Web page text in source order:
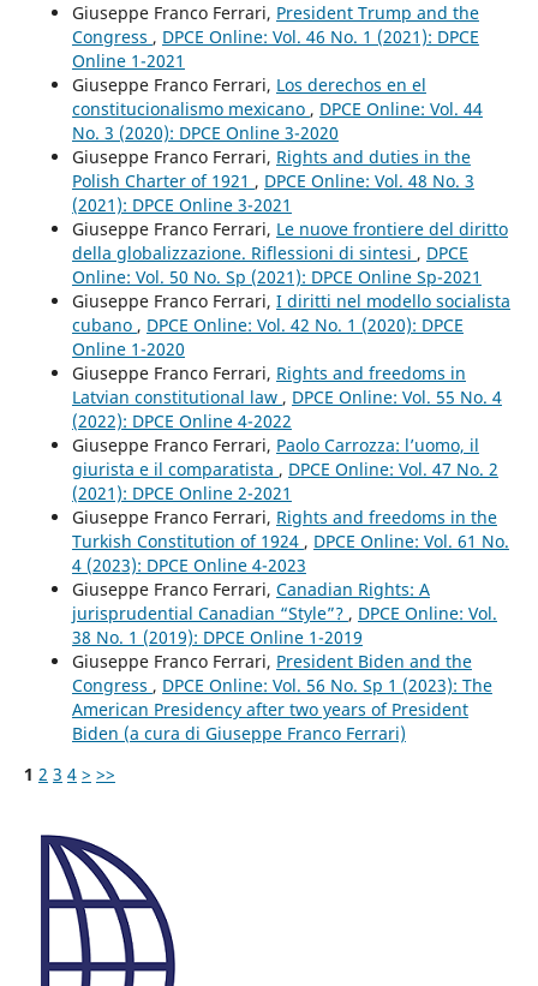
Giuseppe Franco Ferrari, President Trump and the
Congress , DPCE Online: Vol. 46 No. 1 (2021): DPCE
Online 1-2021
Giuseppe Franco Ferrari, Los derechos en el
constitucionalismo mexicano , DPCE Online: Vol. 44
No. 3 (2020): DPCE Online 3-2020
Giuseppe Franco Ferrari, Rights and duties in the
Polish Charter of 1921 , DPCE Online: Vol. 48 No. 3
(2021): DPCE Online 3-2021
Giuseppe Franco Ferrari, Le nuove frontiere del diritto
della globalizzazione. Riflessioni di sintesi , DPCE
Online: Vol. 50 No. Sp (2021): DPCE Online Sp-2021
Giuseppe Franco Ferrari, I diritti nel modello socialista
cubano , DPCE Online: Vol. 42 No. 1 (2020): DPCE
Online 1-2020
Giuseppe Franco Ferrari, Rights and freedoms in
Latvian constitutional law , DPCE Online: Vol. 55 No. 4
(2022): DPCE Online 4-2022
Giuseppe Franco Ferrari, Paolo Carrozza: l’uomo, il
giurista e il comparatista , DPCE Online: Vol. 47 No. 2
(2021): DPCE Online 2-2021
Giuseppe Franco Ferrari, Rights and freedoms in the
Turkish Constitution of 1924 , DPCE Online: Vol. 61 No.
4 (2023): DPCE Online 4-2023
Giuseppe Franco Ferrari, Canadian Rights: A
jurisprudential Canadian “Style”? , DPCE Online: Vol.
38 No. 1 (2019): DPCE Online 1-2019
Giuseppe Franco Ferrari, President Biden and the
Congress , DPCE Online: Vol. 56 No. Sp 1 (2023): The
American Presidency after two years of President
Biden (a cura di Giuseppe Franco Ferrari)
1 2 3 4 > >>